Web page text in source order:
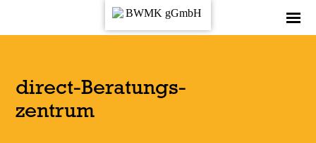
direct-Beratungs­
zentrum